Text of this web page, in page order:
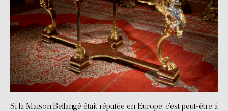
Si la Maison Bellangé était réputée en Europe, c’est peut-être à